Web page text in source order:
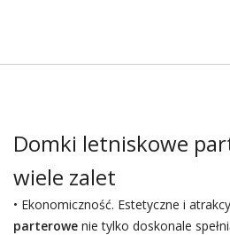
Domki letniskowe
wiele zalet
• Ekonomiczność. Estetyczne i
parterowenie tylko doskonale